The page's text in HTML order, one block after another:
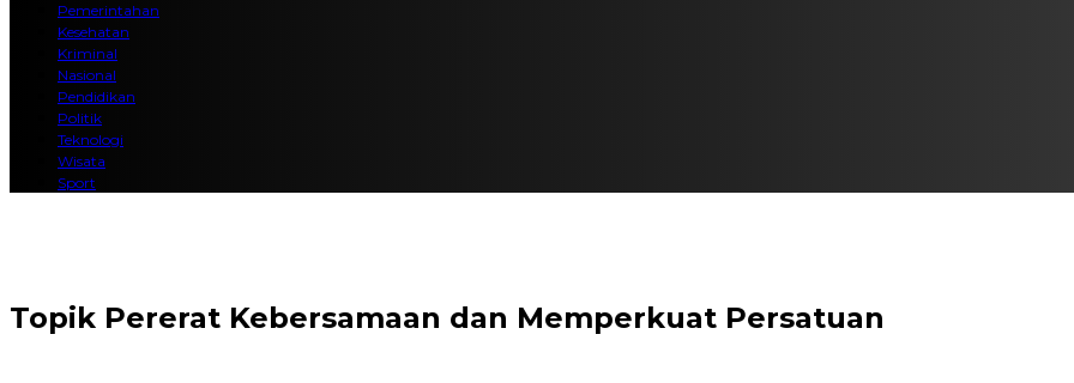
Pemerintahan
Kesehatan
Kriminal
Nasional
Pendidikan
Politik
Teknologi
Wisata
Sport
Topik Pererat Kebersamaan dan Memperkuat Persatuan